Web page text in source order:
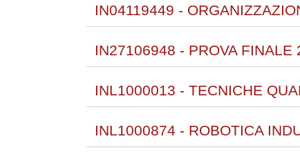
IN04119449 -
IN27106948 - PROVA FINALE
INL1000013 - TECNICHE
INL1000874 - ROBOTICA